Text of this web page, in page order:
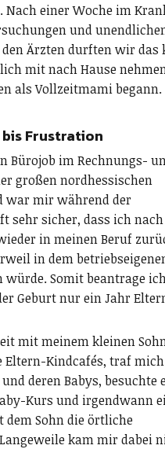
Nach einer Woche im
und
Ärzten durften wir das
mit nach Hause
als Vollzeitmami begann.
Frustration
Bürojob im Rechnungs-
großen nordhessischen
war mir während der
sehr sicher, dass ich
in meinen Beruf
in dem
würde. Somit beantrage
Geburt nur ein Jahr
mit meinem kleinen
Eltern-Kindcafés, traf
deren Babys, besuchte
Kurs und irgendwann
Sohn die örtliche
kam mir dabei